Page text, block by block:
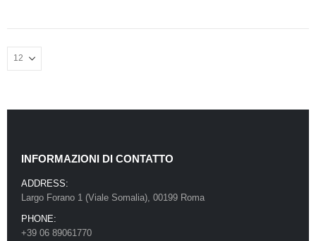
INFORMAZIONI DI CONTATTO
ADDRESS:
Largo Forano 1 (Viale Somalia), 00199 Roma
PHONE:
+39 06 89061770